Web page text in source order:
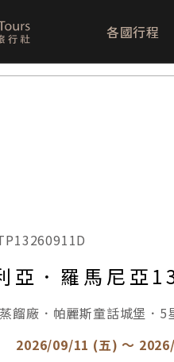
各國行程
亞．羅馬尼亞
餾廠．帕麗斯童話城堡．5
2026/09/11 (五) ～